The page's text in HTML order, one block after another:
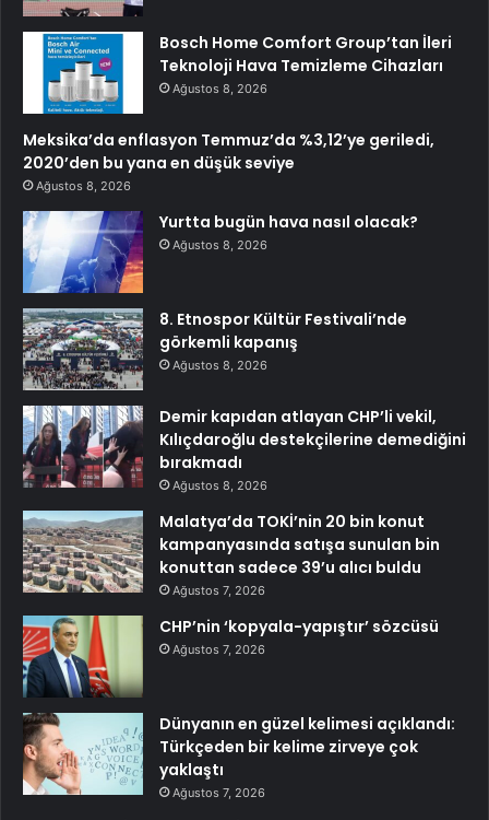
Bosch Home Comfort Group’tan İleri
Teknoloji Hava Temizleme Cihazları
Ağustos 8, 2026
Meksika’da enflasyon Temmuz’da %3,12’ye geriledi,
2020’den bu yana en düşük seviye
Ağustos 8, 2026
Yurtta bugün hava nasıl olacak?
Ağustos 8, 2026
8. Etnospor Kültür Festivali’nde
görkemli kapanış
Ağustos 8, 2026
Demir kapıdan atlayan CHP’li vekil,
Kılıçdaroğlu destekçilerine demediğini
bırakmadı
Ağustos 8, 2026
Malatya’da TOKİ’nin 20 bin konut
kampanyasında satışa sunulan bin
konuttan sadece 39’u alıcı buldu
Ağustos 7, 2026
CHP’nin ‘kopyala-yapıştır’ sözcüsü
Ağustos 7, 2026
Dünyanın en güzel kelimesi açıklandı:
Türkçeden bir kelime zirveye çok
yaklaştı
Ağustos 7, 2026